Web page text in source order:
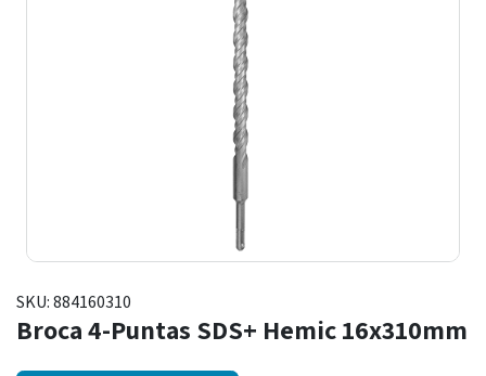
SKU: 884160310
Broca 4-Puntas SDS+ Hemic 16x310mm